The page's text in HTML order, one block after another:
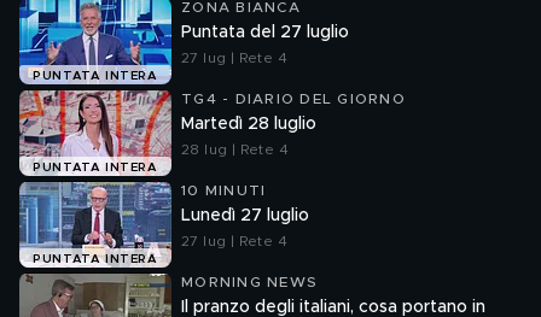
PUNTATA INTERA
ZONA BIANCA
Puntata del 27 luglio
27 lug | Rete 4
PUNTATA INTERA
TG4 - DIARIO DEL GIORNO
Martedì 28 luglio
28 lug | Rete 4
PUNTATA INTERA
10 MINUTI
Lunedì 27 luglio
27 lug | Rete 4
MORNING NEWS
Il pranzo degli italiani, cosa portano in